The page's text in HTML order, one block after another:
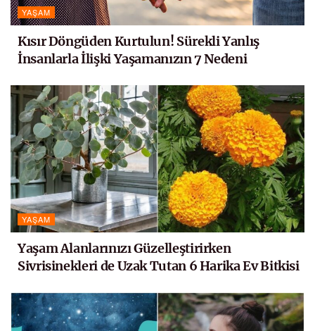
YAŞAM
Kısır Döngüden Kurtulun! Sürekli Yanlış
İnsanlarla İlişki Yaşamanızın 7 Nedeni
YAŞAM
Yaşam Alanlarınızı Güzelleştirirken
Sivrisinekleri de Uzak Tutan 6 Harika Ev Bitkisi